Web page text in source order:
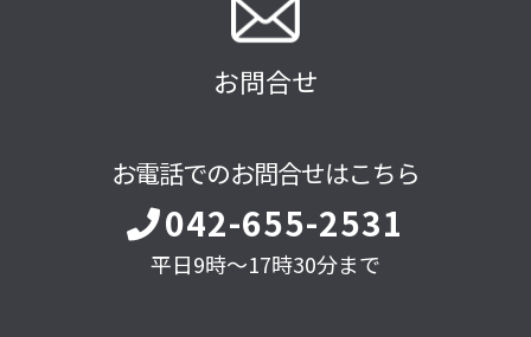
お問合せ
お電話でのお問合せはこちら
042-655-2531
平日9時～17時30分まで